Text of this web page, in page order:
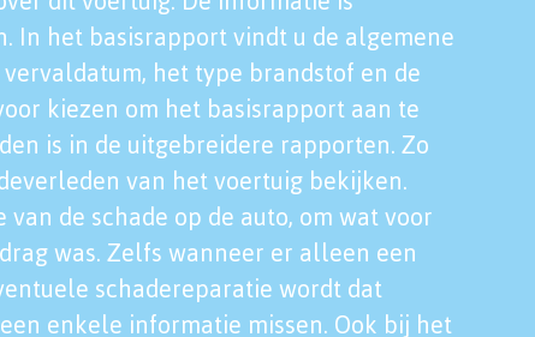
In het basisrapport vindt u de algemene
het type brandstof en de
kiezen om het basisrapport aan te
is in de uitgebreidere rapporten. Zo
van het voertuig bekijken.
de schade op de auto, om wat voor
was. Zelfs wanneer er alleen een
schadereparatie wordt dat
enkele informatie missen. Ook bij het